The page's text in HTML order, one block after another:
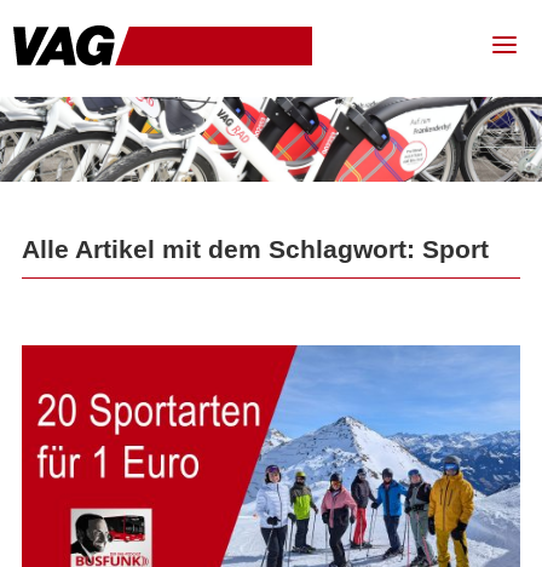
Alle Artikel mit dem Schlagwort: Sport